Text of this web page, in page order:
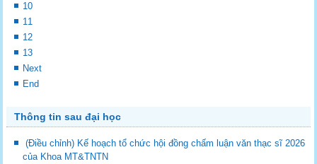
10
11
12
13
Next
End
Thông tin sau đại học
(Điều chỉnh) Kế hoạch tổ chức hội đồng chấm luận văn thạc sĩ 2026
của Khoa MT&TNTN